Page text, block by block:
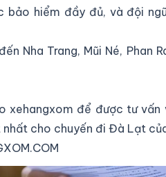
bảo hiểm đầy đủ, và đội
Nha Trang, Mũi Né, Phan
xehangxom để được tư vấn
cho chuyến đi Đà Lạt